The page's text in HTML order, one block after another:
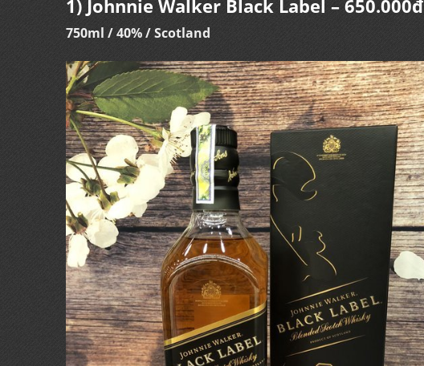
1) Johnnie Walker Black Label – 650.000đ
750ml / 40% / Scotland